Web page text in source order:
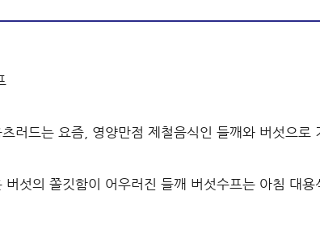
러드는 요즘, 영양만점 제철음식인 들깨와 버섯으로
섯의 쫄깃함이 어우러진 들깨 버섯수프는 아침 대용